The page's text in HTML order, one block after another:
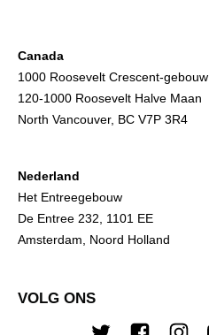
Canada
1000 Roosevelt Crescent-gebouw
120-1000 Roosevelt Halve Maan
North Vancouver, BC V7P 3R4
Nederland
Het Entreegebouw
De Entree 232, 1101 EE
Amsterdam, Noord Holland
VOLG ONS